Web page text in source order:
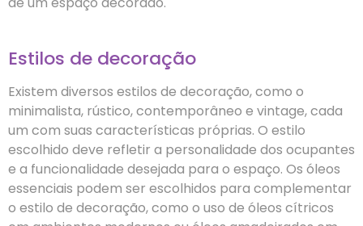
Estilos de decoração
Existem diversos estilos de decoração, como o
minimalista, rústico, contemporâneo e vintage, cada
um com suas características próprias. O estilo
escolhido deve refletir a personalidade dos ocupantes
e a funcionalidade desejada para o espaço. Os óleos
essenciais podem ser escolhidos para complementar
o estilo de decoração, como o uso de óleos cítricos